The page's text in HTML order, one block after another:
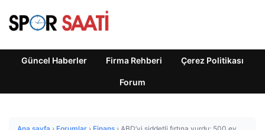
Güncel Haberler Firma Rehberi Çerez Politikası
Forum